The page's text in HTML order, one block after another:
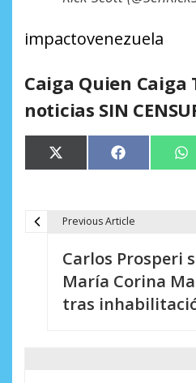
impactovenezuela
Caiga Quien
noticias SIN
Compartir
en
X
(Twitter)
Compartir
en
Facebook
Previous Article
Carlos Prosperi
María Corina
tras